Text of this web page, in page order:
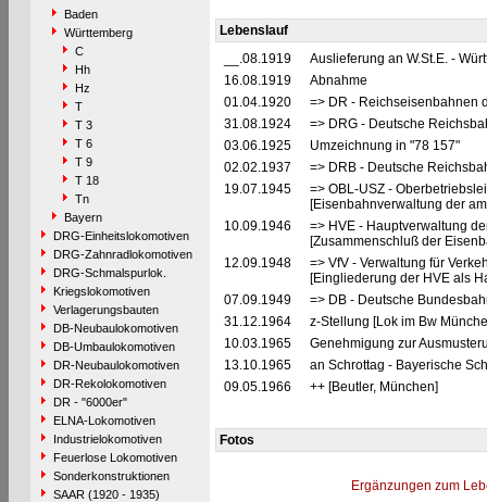
Baden
Württemberg
C
Hh
Hz
T
T 3
T 6
T 9
T 18
Tn
Bayern
DRG-Einheitslokomotiven
DRG-Zahnradlokomotiven
DRG-Schmalspurlok.
Kriegslokomotiven
Verlagerungsbauten
DB-Neubaulokomotiven
DB-Umbaulokomotiven
DR-Neubaulokomotiven
DR-Rekolokomotiven
DR - "6000er"
ELNA-Lokomotiven
Industrielokomotiven
Feuerlose Lokomotiven
Sonderkonstruktionen
SAAR (1920 - 1935)
Lebenslauf
__.08.1919
Auslieferung an W.St.E. -
16.08.1919
Abnahme
01.04.1920
=> DR - Reichseisenbahnen
31.08.1924
=> DRG - Deutsche
03.06.1925
Umzeichnung in "78 157"
02.02.1937
=> DRB - Deutsche
19.07.1945
=> OBL-USZ -
[Eisenbahnverwaltung der
10.09.1946
=> HVE - Hauptverwaltung
[Zusammenschluß der
12.09.1948
=> VfV - Verwaltung für
[Eingliederung der HVE als
07.09.1949
=> DB - Deutsche
31.12.1964
z-Stellung [Lok im Bw
10.03.1965
Genehmigung zur
13.10.1965
an Schrottag - Bayerische
09.05.1966
++ [Beutler, München]
Fotos
Ergänzungen zum